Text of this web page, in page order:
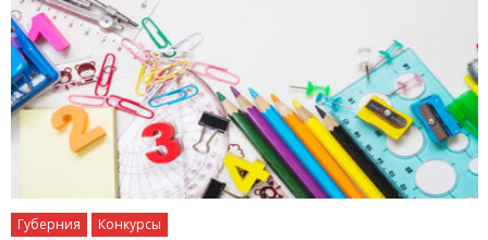
Губерния Конкурсы